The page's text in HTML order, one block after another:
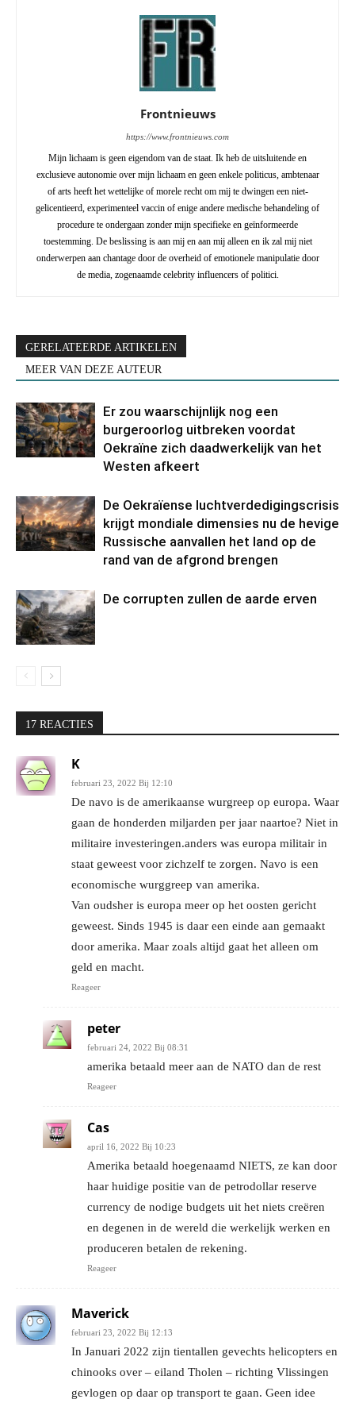
Frontnieuws
https://www.frontnieuws.com
Mijn lichaam is geen eigendom van de staat. Ik heb de uitsluitende en
exclusieve autonomie over mijn lichaam en geen enkele politicus, ambtenaar
of arts heeft het wettelijke of morele recht om mij te dwingen een niet-
gelicentieerd, experimenteel vaccin of enige andere medische behandeling of
procedure te ondergaan zonder mijn specifieke en geïnformeerde
toestemming. De beslissing is aan mij en aan mij alleen en ik zal mij niet
onderwerpen aan chantage door de overheid of emotionele manipulatie door
de media, zogenaamde celebrity influencers of politici.
GERELATEERDE ARTIKELEN
MEER VAN DEZE AUTEUR
Er zou waarschijnlijk nog een
burgeroorlog uitbreken voordat
Oekraïne zich daadwerkelijk van het
Westen afkeert
De Oekraïense luchtverdedigingscrisis
krijgt mondiale dimensies nu de hevige
Russische aanvallen het land op de
rand van de afgrond brengen
De corrupten zullen de aarde erven
17 REACTIES
K
februari 23, 2022 Bij 12:10
De navo is de amerikaanse wurgreep op europa. Waar
gaan de honderden miljarden per jaar naartoe? Niet in
militaire investeringen.anders was europa militair in
staat geweest voor zichzelf te zorgen. Navo is een
economische wurggreep van amerika.
Van oudsher is europa meer op het oosten gericht
geweest. Sinds 1945 is daar een einde aan gemaakt
door amerika. Maar zoals altijd gaat het alleen om
geld en macht.
Reageer
peter
februari 24, 2022 Bij 08:31
amerika betaald meer aan de NATO dan de rest
Reageer
Cas
april 16, 2022 Bij 10:23
Amerika betaald hoegenaamd NIETS, ze kan door
haar huidige positie van de petrodollar reserve
currency de nodige budgets uit het niets creëren
en degenen in de wereld die werkelijk werken en
produceren betalen de rekening.
Reageer
Maverick
februari 23, 2022 Bij 12:13
In Januari 2022 zijn tientallen gevechts helicopters en
chinooks over – eiland Tholen – richting Vlissingen
gevlogen op daar op transport te gaan. Geen idee